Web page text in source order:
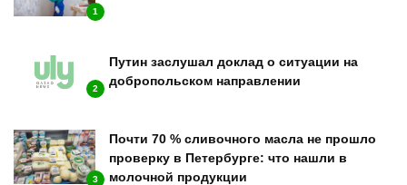
1
2
Путин заслушал доклад о ситуации на
добропольском направлении
3
Почти 70 % сливочного масла не прошло
проверку в Петербурге: что нашли в
молочной продукции